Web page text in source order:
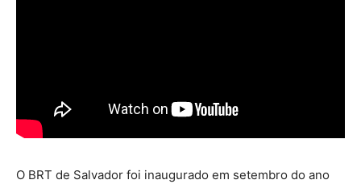
O BRT de Salvador foi inaugurado em setembro do ano